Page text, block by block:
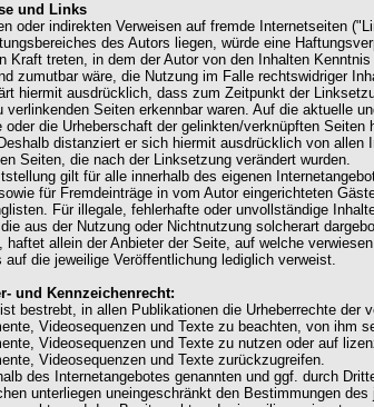
und Links
oder indirekten Verweisen auf fremde Internetseiten
des Autors liegen, würde eine
Kraft treten, in dem der Autor von den Inhalten
zumutbar wäre, die Nutzung im Falle rechtswidriger
hiermit ausdrücklich, dass zum Zeitpunkt der
verlinkenden Seiten erkennbar waren. Auf die aktuelle
oder die Urheberschaft der gelinkten/verknüpften Seiten
distanziert er sich hiermit ausdrücklich von allen
Seiten, die nach der Linksetzung verändert wurden.
gilt für alle innerhalb des eigenen
für Fremdeinträge in vom Autor eingerichteten
Für illegale, fehlerhafte oder unvollständige
aus der Nutzung oder Nichtnutzung solcherart
haftet allein der Anbieter der Seite, auf welche
auf die jeweilige Veröffentlichung lediglich verweist.
und Kennzeichenrecht:
bestrebt, in allen Publikationen die Urheberrechte der
Videosequenzen und Texte zu beachten, von ihm
Videosequenzen und Texte zu nutzen oder auf
Videosequenzen und Texte zurückzugreifen.
des Internetangebotes genannten und ggf. durch
unterliegen uneingeschränkt den Bestimmungen des